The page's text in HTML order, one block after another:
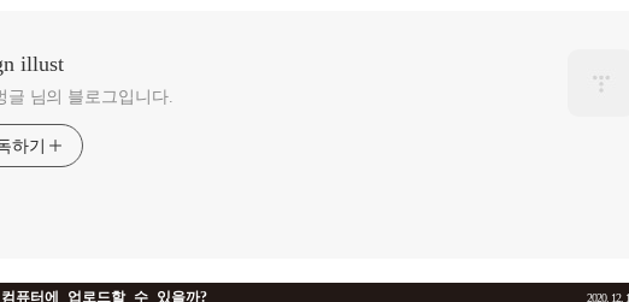
illust
글 님의 블로그입니다.
하기
퓨터에 업로드할 수 있을까? 2020. 12.